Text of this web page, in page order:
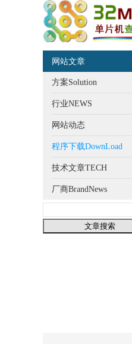
网站文章
方案Solution
行业NEWS
网站动态
程序下载DownLoad
技术文章TECH
厂商BrandNews